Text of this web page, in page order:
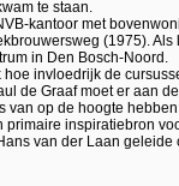
te staan.
kantoor met
(1975).
in Den Bosch-Noord.
invloedrijk de
de Graaf moet er aan
op de hoogte
inspiratiebron
van der Laan